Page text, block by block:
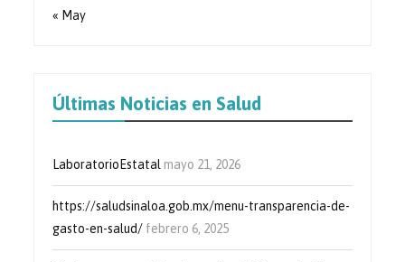
« May
Últimas Noticias en Salud
LaboratorioEstatal mayo 21, 2026
https://saludsinaloa.gob.mx/menu-transparencia-de-
gasto-en-salud/ febrero 6, 2025